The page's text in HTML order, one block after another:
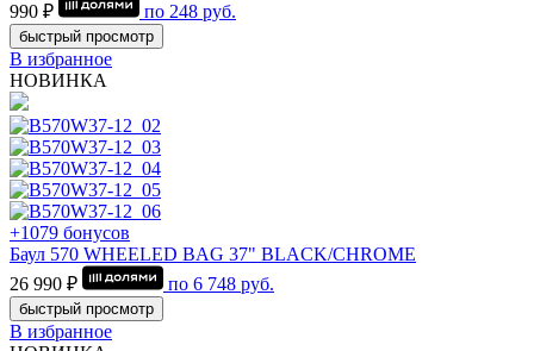
990 ₽
по 248 руб.
быстрый просмотр
В избранное
НОВИНКА
+1079 бонусов
Баул 570 WHEELED BAG 37" BLACK/CHROME
26 990 ₽
по 6 748 руб.
быстрый просмотр
В избранное